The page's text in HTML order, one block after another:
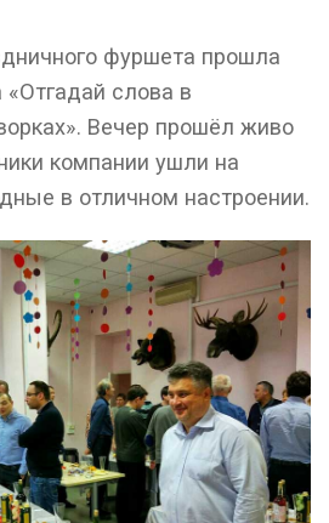
фуршета прошла
«Отгадай слова в
Вечер прошёл живо
компании ушли на
в отличном настроении.